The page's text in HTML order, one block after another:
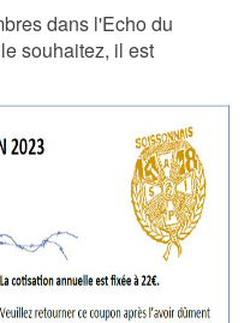
dans l'Echo du
souhaitez, il est